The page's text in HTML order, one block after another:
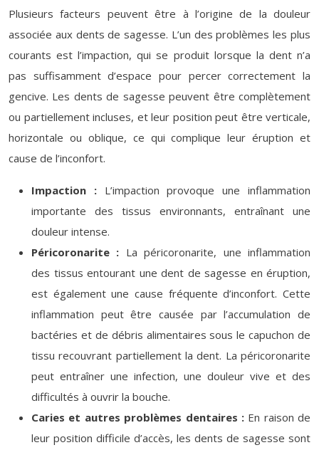
Plusieurs facteurs peuvent être à l’origine de la douleur
associée aux dents de sagesse. L’un des problèmes les plus
courants est l’impaction, qui se produit lorsque la dent n’a
pas suffisamment d’espace pour percer correctement la
gencive. Les dents de sagesse peuvent être complètement
ou partiellement incluses, et leur position peut être verticale,
horizontale ou oblique, ce qui complique leur éruption et
cause de l’inconfort.
Impaction : L’impaction provoque une inflammation
importante des tissus environnants, entraînant une
douleur intense.
Péricoronarite : La péricoronarite, une inflammation
des tissus entourant une dent de sagesse en éruption,
est également une cause fréquente d’inconfort. Cette
inflammation peut être causée par l’accumulation de
bactéries et de débris alimentaires sous le capuchon de
tissu recouvrant partiellement la dent. La péricoronarite
peut entraîner une infection, une douleur vive et des
difficultés à ouvrir la bouche.
Caries et autres problèmes dentaires : En raison de
leur position difficile d’accès, les dents de sagesse sont